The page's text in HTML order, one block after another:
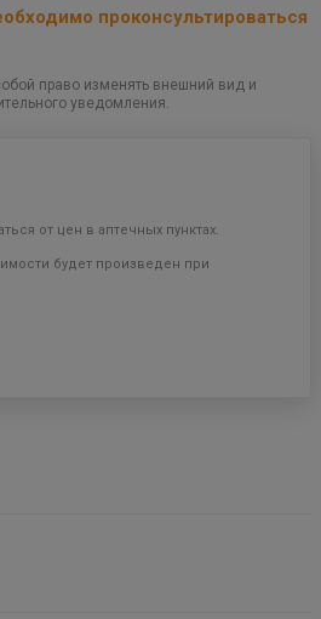
проконсультироваться
право изменять внешний вид и
уведомления.
от цен в аптечных пунктах.
будет произведен при